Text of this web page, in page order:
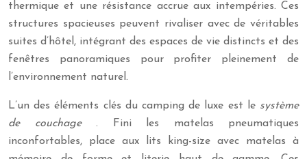
thermique et une résistance accrue aux intempéries. Ces
structures spacieuses peuvent rivaliser avec de véritables
suites d’hôtel, intégrant des espaces de vie distincts et des
fenêtres panoramiques pour profiter pleinement de
l’environnement naturel.
L’un des éléments clés du camping de luxe est le système
de couchage . Fini les matelas pneumatiques
inconfortables, place aux lits king-size avec matelas à